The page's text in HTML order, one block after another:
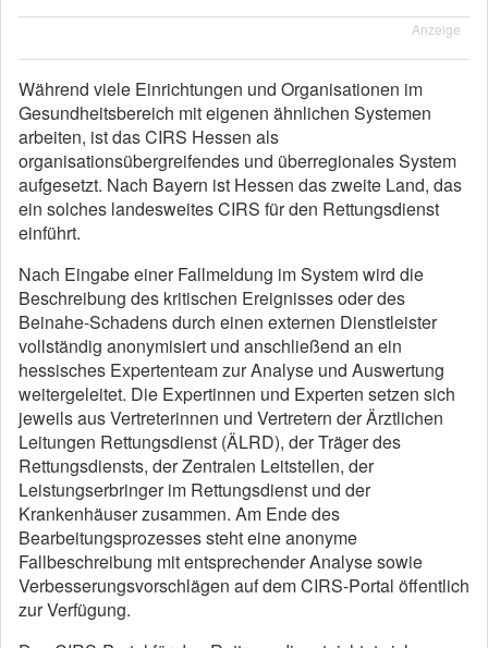
Anzeige
Während viele Einrichtungen und Organisationen im
Gesundheitsbereich mit eigenen ähnlichen Systemen
arbeiten, ist das CIRS Hessen als
organisationsübergreifendes und überregionales System
aufgesetzt. Nach Bayern ist Hessen das zweite Land, das
ein solches landesweites CIRS für den Rettungsdienst
einführt.
Nach Eingabe einer Fallmeldung im System wird die
Beschreibung des kritischen Ereignisses oder des
Beinahe-Schadens durch einen externen Dienstleister
vollständig anonymisiert und anschließend an ein
hessisches Expertenteam zur Analyse und Auswertung
weitergeleitet. Die Expertinnen und Experten setzen sich
jeweils aus Vertreterinnen und Vertretern der Ärztlichen
Leitungen Rettungsdienst (ÄLRD), der Träger des
Rettungsdiensts, der Zentralen Leitstellen, der
Leistungserbringer im Rettungsdienst und der
Krankenhäuser zusammen. Am Ende des
Bearbeitungsprozesses steht eine anonyme
Fallbeschreibung mit entsprechender Analyse sowie
Verbesserungsvorschlägen auf dem CIRS-Portal öffentlich
zur Verfügung.